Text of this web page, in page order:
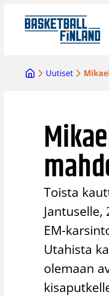
sisältöön
Uutiset
Toista
EM-
Utahista
olemaan